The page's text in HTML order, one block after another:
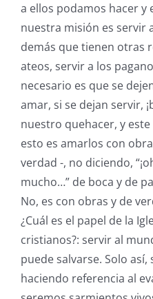
a ellos podamos hacer y
nuestra misión es servir
demás que tienen otras
ateos, servir a los
necesario es que se
amar, si se dejan servir,
nuestro quehacer, y
esto es amarlos con
verdad -, no diciendo,
mucho…” de boca y de
No, es con obras y de
¿Cuál es el papel de la
cristianos?: servir al
puede salvarse. Solo
haciendo referencia al